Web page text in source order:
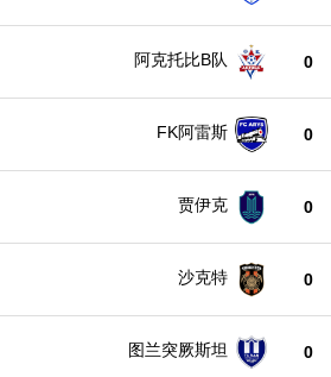
阿克托比B队 0
FK阿雷斯 0
贾伊克 0
沙克特 0
图兰突厥斯坦 0